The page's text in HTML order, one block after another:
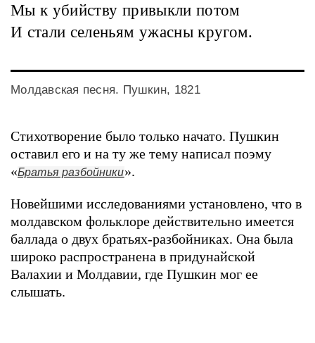
Мы к убийству привыкли потом
И стали селеньям ужасны кругом.
Молдавская песня. Пушкин, 1821
Стихотворение было только начато. Пушкин
оставил его и на ту же тему написал поэму
«Братья разбойники».
Новейшими исследованиями установлено, что в
молдавском фольклоре действительно имеется
баллада о двух братьях-разбойниках. Она была
широко распространена в придунайской
Валахии и Молдавии, где Пушкин мог ее
слышать.